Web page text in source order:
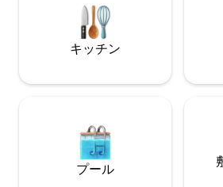
クスして元気を取り戻し、永遠の思い
を作りましょう！ ⭐ スーパーホストがお
迎えする、スムーズな5つ星滞在。
キッチン
プール